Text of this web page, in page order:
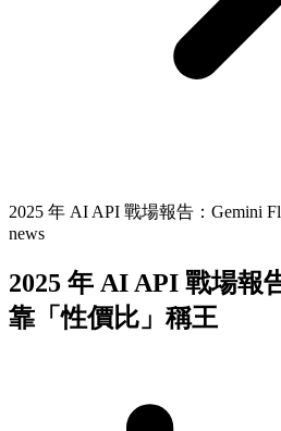
2025 年 AI API 戰場報告：Gemini
news
2025 年 AI API 戰場報
靠「性價比」稱王